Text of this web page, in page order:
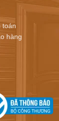
toán
hàng